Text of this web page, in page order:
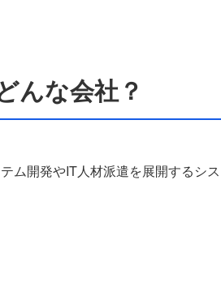
んな会社？
ム開発やIT人材派遣を展開するシス